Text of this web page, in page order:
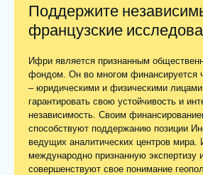
Поддержите
французские
Ифри является признанным
фондом. Он во многом финансируется
– юридическими и физическими
гарантировать свою устойчивость и
независимость. Своим
способствуют поддержанию позиции
ведущих аналитических центров мира.
международно признанную экспертизу
совершенствуют свое понимание